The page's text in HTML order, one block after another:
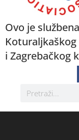
Ovo je
i Zagrebačkog